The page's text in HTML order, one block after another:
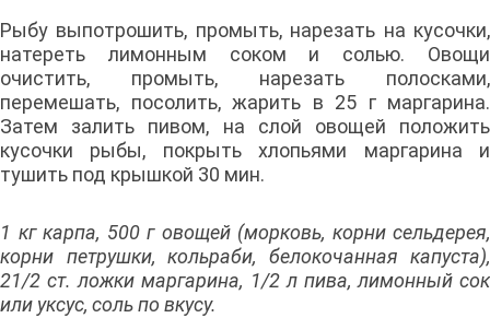
Рыбу выпотрошить, промыть, нарезать на кусочки,
натереть лимонным соком и солью. Овощи
очистить, промыть, нарезать полосками,
перемешать, посолить, жарить в 25 г маргарина.
Затем залить пивом, на слой овощей положить
кусочки рыбы, покрыть хлопьями маргарина и
тушить под крышкой 30 мин.
1 кг карпа, 500 г овощей (морковь, корни сельдерея,
корни петрушки, кольраби, белокочанная капуста),
21/2 ст. ложки маргарина, 1/2 л пива, лимонный сок
или уксус, соль по вкусу.